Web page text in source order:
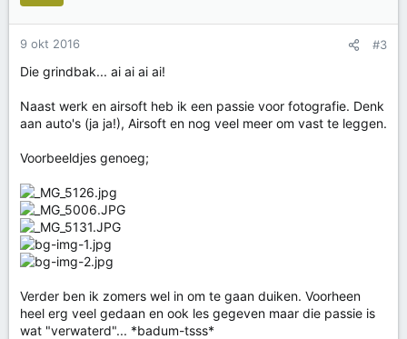
i
n
e
:
9 okt 2016 #3
Die grindbak... ai ai ai ai!
Naast werk en airsoft heb ik een passie voor fotografie. Denk
aan auto's (ja ja!), Airsoft en nog veel meer om vast te leggen.
Voorbeeldjes genoeg;
Verder ben ik zomers wel in om te gaan duiken. Voorheen
heel erg veel gedaan en ook les gegeven maar die passie is
wat "verwaterd"... *badum-tsss*